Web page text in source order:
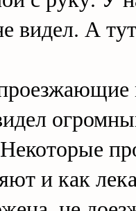
видел. А
и как